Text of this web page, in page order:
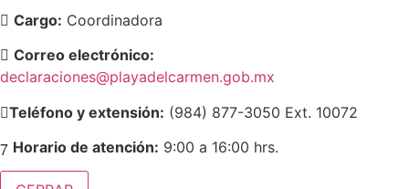
Cargo: Coordinadora
Correo electrónico:
declaraciones@playadelcarmen.gob.mx
Teléfono y extensión: (984) 877-3050 Ext. 10072
Horario de atención: 9:00 a 16:00 hrs.